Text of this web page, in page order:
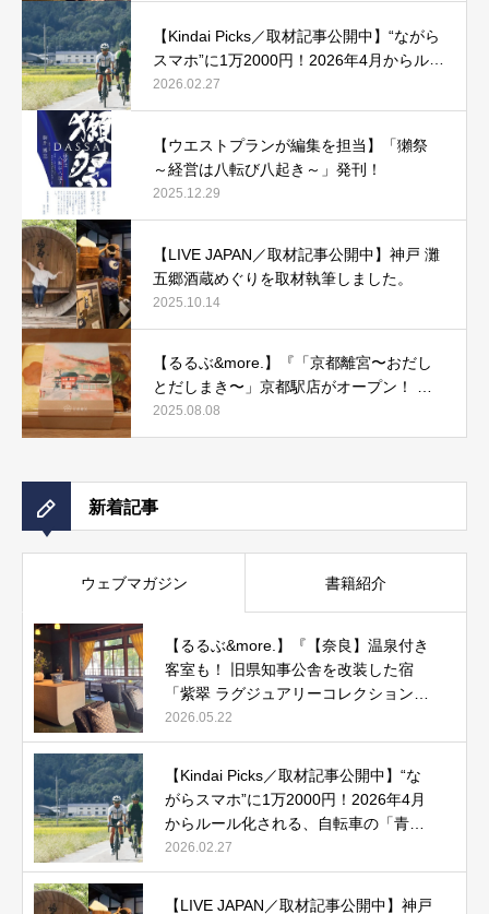
【Kindai Picks／取材記事公開中】“ながら
スマホ”に1万2000円！2026年4月からルー
ル化される、自転車の「青切符」とは？
2026.02.27
【ウエストプランが編集を担当】「獺祭
～経営は八転び八起き～」発刊！
2025.12.29
【LIVE JAPAN／取材記事公開中】神戸 灘
五郷酒蔵めぐりを取材執筆しました。
2025.10.14
【るるぶ&more.】『「京都離宮〜おだし
とだしまき〜」京都駅店がオープン！ だ
しまき弁当やおみやげにもぴったりな人気
メニューをご紹介』記事公開中
2025.08.08
新着記事
ウェブマガジン 書籍紹介
【るるぶ&more.】『【奈良】温泉付き
客室も！ 旧県知事公舎を改装した宿
「紫翠 ラグジュアリーコレクションホ
テル 奈良」で贅沢ステイ』
2026.05.22
【Kindai Picks／取材記事公開中】“な
がらスマホ”に1万2000円！2026年4月
からルール化される、自転車の「青切
符」とは？
2026.02.27
【LIVE JAPAN／取材記事公開中】神戸